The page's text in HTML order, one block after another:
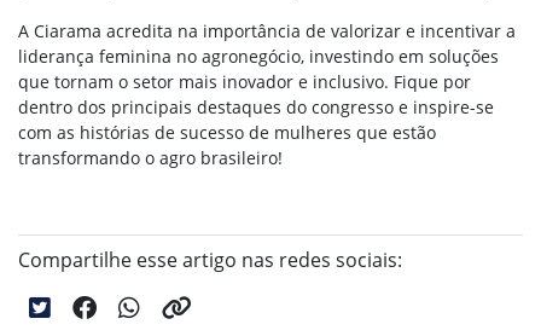
A Ciarama acredita na importância de valorizar e incentivar a
liderança feminina no agronegócio, investindo em soluções
que tornam o setor mais inovador e inclusivo. Fique por
dentro dos principais destaques do congresso e inspire-se
com as histórias de sucesso de mulheres que estão
transformando o agro brasileiro!
Compartilhe esse artigo nas redes sociais: